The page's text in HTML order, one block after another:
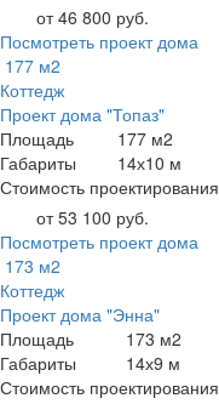
от 46 800 руб.
Посмотреть проект дома
177 м2
Коттедж
Проект дома "Топаз"
Площадь
177 м2
Габариты
14х10 м
Стоимость проектирования
от 53 100 руб.
Посмотреть проект дома
173 м2
Коттедж
Проект дома "Энна"
Площадь
173 м2
Габариты
14х9 м
Стоимость проектирования